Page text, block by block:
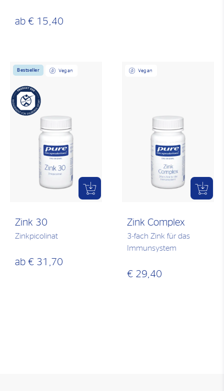
ab € 15,40
Bestseller Vegan
Zink 30
Zinkpicolinat
ab € 31,70
Vegan
Zink Complex
3-fach Zink für das
Immunsystem
€ 29,40